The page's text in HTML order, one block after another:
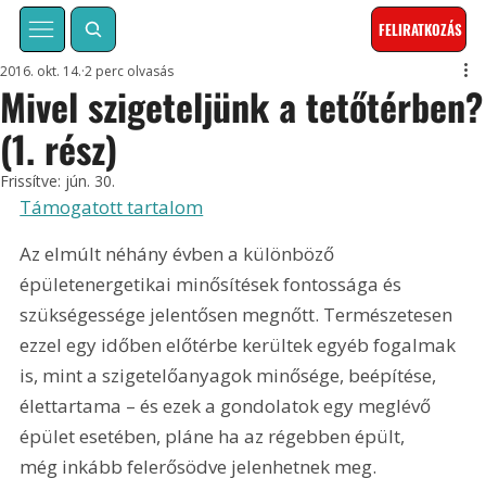
FELIRATKOZÁS
Mivel szigeteljünk a tetőtérben?
(1. rész)
2016. okt. 14. 2 perc olvasás
Frissítve: jún. 30.
Támogatott tartalom
Az elmúlt néhány évben a különböző
épületenergetikai minősítések fontossága és
szükségessége jelentősen megnőtt. Természetesen
ezzel egy időben előtérbe kerültek egyéb fogalmak
is, mint a szigetelőanyagok minősége, beépítése,
élettartama – és ezek a gondolatok egy meglévő
épület esetében, pláne ha az régebben épült,
még inkább felerősödve jelenhetnek meg.